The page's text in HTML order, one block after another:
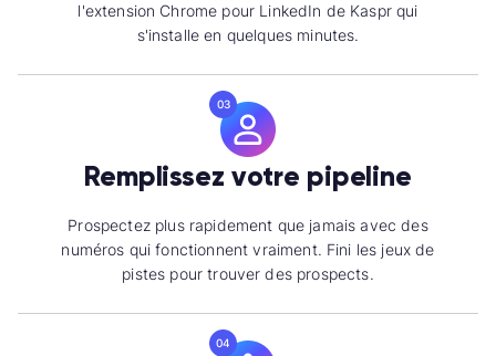
l'extension Chrome pour LinkedIn de Kaspr qui
s'installe en quelques minutes.
03
Remplissez votre pipeline
Prospectez plus rapidement que jamais avec des
numéros qui fonctionnent vraiment. Fini les jeux de
pistes pour trouver des prospects.
04